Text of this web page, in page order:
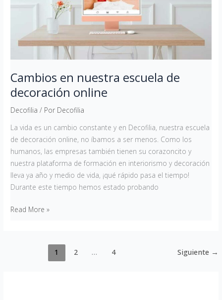
Cambios en nuestra escuela de
decoración online
Decofilia / Por Decofilia
La vida es un cambio constante y en Decofilia, nuestra escuela
de decoración online, no íbamos a ser menos. Como los
humanos, las empresas también tienen su corazoncito y
nuestra plataforma de formación en interiorismo y decoración
lleva ya año y medio de vida, ¡qué rápido pasa el tiempo!
Durante este tiempo hemos estado probando
Read More »
1 2 … 4 Siguiente →